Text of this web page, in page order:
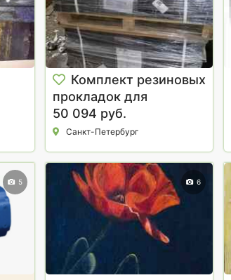
Комплект резиновых
прокладок для
перевода стрелок
50 094 руб.
Санкт-Петербург
5 6